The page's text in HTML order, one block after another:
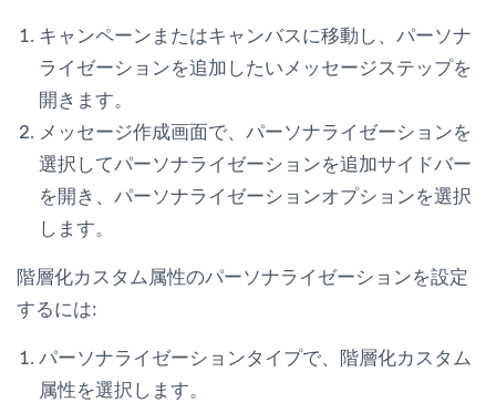
キャンペーンまたはキャンバスに移動し、パーソナ
ライゼーションを追加したいメッセージステップを
開きます。
メッセージ作成画面で、 パーソナライゼーションを
選択してパーソナライゼーションを追加サイドバー
を開き、パーソナライゼーションオプションを選択
します。
階層化カスタム属性のパーソナライゼーションを設定
するには:
パーソナライゼーションタイプで、 階層化カスタム
属性を選択します。